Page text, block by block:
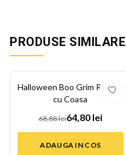
PRODUSE SIMILARE
-6%
Halloween Boo Grim Reaper
cu Coasa
68,88 lei64,80 lei
ADAUGA IN COS